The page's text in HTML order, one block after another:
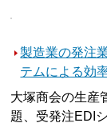
製造業の発注
テムによる効
大塚商会の生産
題、受発注EDI